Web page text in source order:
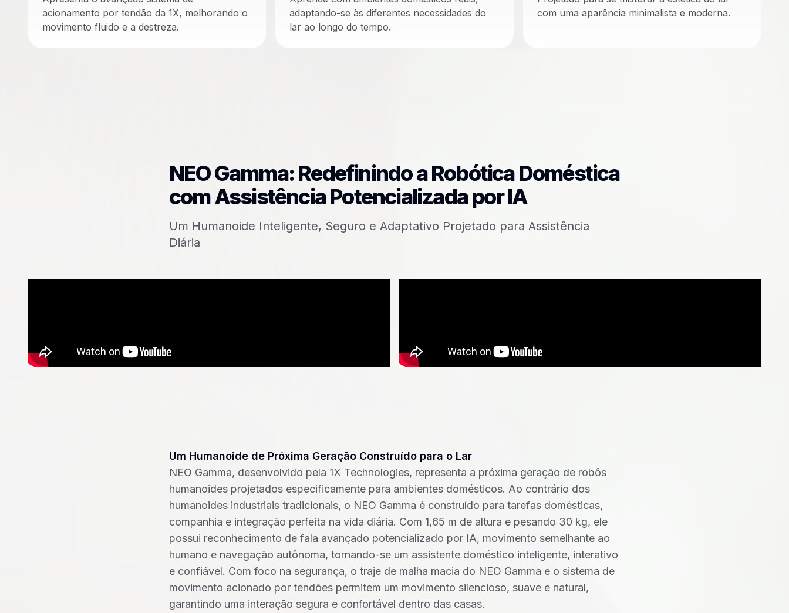
acionamento por tendão da 1X, melhorando o
movimento fluido e a destreza.
adaptando-se às diferentes necessidades do
lar ao longo do tempo.
com uma aparência minimalista e moderna.
NEO Gamma: Redefinindo a Robótica Doméstica
com Assistência Potencializada por IA
Um Humanoide Inteligente, Seguro e Adaptativo Projetado para Assistência
Diária
Um Humanoide de Próxima Geração Construído para o Lar
NEO Gamma, desenvolvido pela 1X Technologies, representa a próxima geração de robôs
humanoides projetados especificamente para ambientes domésticos. Ao contrário dos
humanoides industriais tradicionais, o NEO Gamma é construído para tarefas domésticas,
companhia e integração perfeita na vida diária. Com 1,65 m de altura e pesando 30 kg, ele
possui reconhecimento de fala avançado potencializado por IA, movimento semelhante ao
humano e navegação autônoma, tornando-se um assistente doméstico inteligente, interativo
e confiável. Com foco na segurança, o traje de malha macia do NEO Gamma e o sistema de
movimento acionado por tendões permitem um movimento silencioso, suave e natural,
garantindo uma interação segura e confortável dentro das casas.